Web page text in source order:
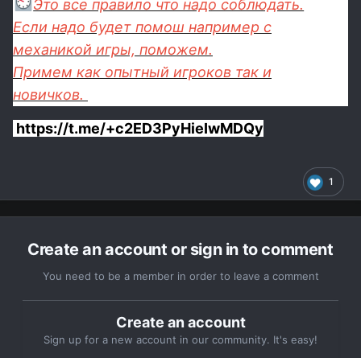
Это все правило что надо соблюдать.
Если надо будет помош например с
механикой игры, поможем.
Примем как опытный игроков так и
новичков.
https://t.me/+c2ED3PyHieIwMDQy
1
Create an account or sign in to comment
You need to be a member in order to leave a comment
Create an account
Sign up for a new account in our community. It's easy!